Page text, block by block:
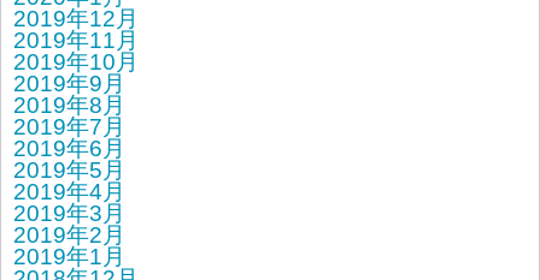
2019年12月
2019年11月
2019年10月
2019年9月
2019年8月
2019年7月
2019年6月
2019年5月
2019年4月
2019年3月
2019年2月
2019年1月